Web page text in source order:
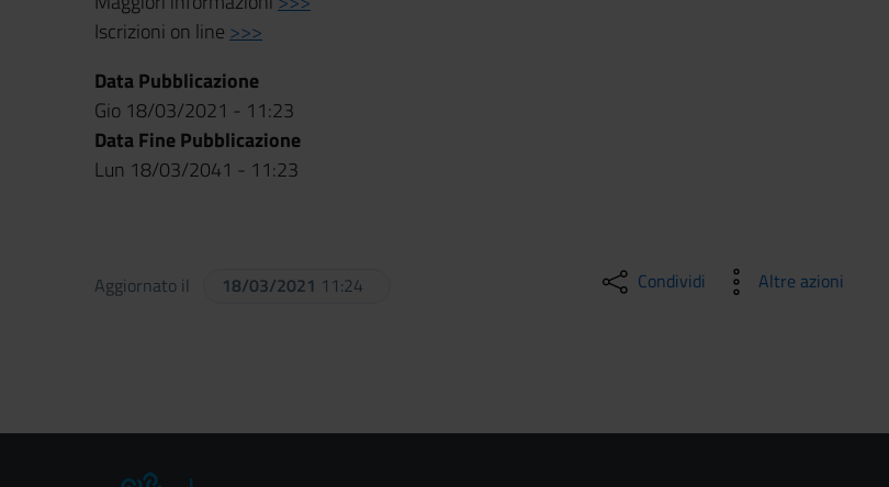
Iscrizioni on line >>>
Data Pubblicazione
Gio 18/03/2021 - 11:23
Data Fine Pubblicazione
Lun 18/03/2041 - 11:23
Aggiornato il 18/03/2021 11:24 Condividi Altre azioni